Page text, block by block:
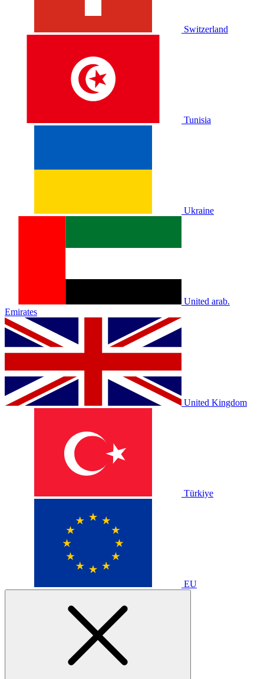
Switzerland
Tunisia
Ukraine
United arab.
Emirates
United Kingdom
Türkiye
EU